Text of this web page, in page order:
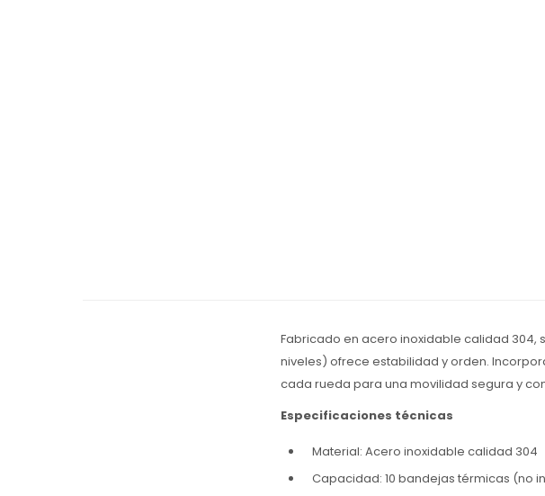
Fabricado en acero inoxidable calidad 304,
niveles) ofrece estabilidad y orden.
cada rueda para una movilidad segura y
Especificaciones técnicas
Material: Acero inoxidable calidad 304
Capacidad: 10 bandejas térmicas (no